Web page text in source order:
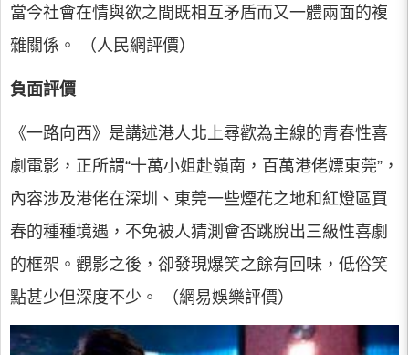
當今社會在情與欲之間既相互矛盾而又一體兩面的複
雜關係。 （人民網評價）
負面評價
《一路向西》是講述港人北上尋歡為主線的青春性喜
劇電影，正所謂“十萬小姐赴嶺南，百萬港佬嫖東莞”，
內容涉及港佬在深圳、東莞一些煙花之地和紅燈區買
春的種種境遇，不免被人猜測會否跳脫出三級性喜劇
的框架。觀影之後，卻發現爆笑之餘有回味，低俗笑
點甚少但深度不少。 （網易娛樂評價）